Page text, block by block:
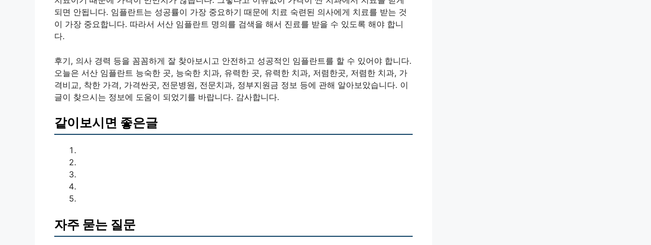
되면 안됩니다. 임플란트는 성공률이 가장 중요하기 때문에 치료 숙련된 의사에게 치료를 받는 것
이 가장 중요합니다. 따라서 서산 임플란트 명의를 검색을 해서 진료를 받을 수 있도록 해야 합니
다.
후기, 의사 경력 등을 꼼꼼하게 잘 찾아보시고 안전하고 성공적인 임플란트를 할 수 있어야 합니다.
오늘은 서산 임플란트 능숙한 곳, 능숙한 치과, 유력한 곳, 유력한 치과, 저렴한곳, 저렴한 치과, 가
격비교, 착한 가격, 가격싼곳, 전문병원, 전문치과, 정부지원금 정보 등에 관해 알아보았습니다. 이
글이 찾으시는 정보에 도움이 되었기를 바랍니다. 감사합니다.
같이보시면 좋은글
자주 묻는 질문